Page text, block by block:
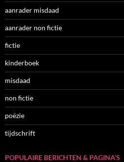
aanrader misdaad
aanrader non fictie
fictie
kinderboek
misdaad
non fictie
poëzie
tijdschrift
POPULAIRE BERICHTEN & PAGINA’S